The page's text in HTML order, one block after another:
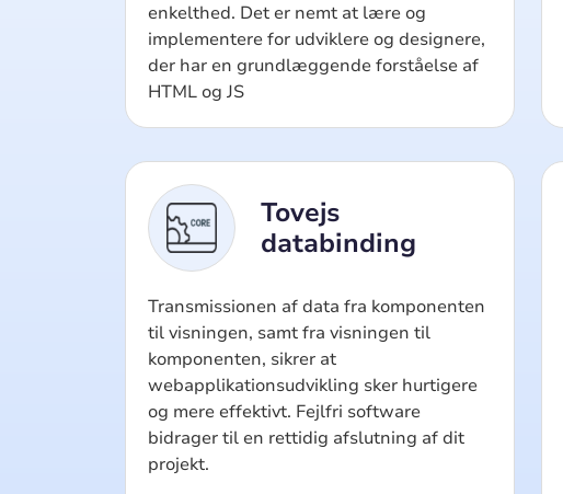
enkelthed. Det er nemt at lære og
implementere for udviklere og designere,
der har en grundlæggende forståelse af
HTML og JS
Tovejs
databinding
Transmissionen af data fra komponenten
til visningen, samt fra visningen til
komponenten, sikrer at
webapplikationsudvikling sker hurtigere
og mere effektivt. Fejlfri software
bidrager til en rettidig afslutning af dit
projekt.